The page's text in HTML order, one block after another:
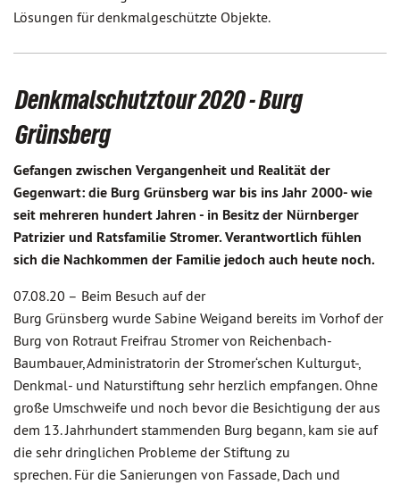
Lösungen für denkmalgeschützte Objekte.
Denkmalschutztour 2020 - Burg
Grünsberg
Gefangen zwischen Vergangenheit und Realität der
Gegenwart: die Burg Grünsberg war bis ins Jahr 2000- wie
seit mehreren hundert Jahren - in Besitz der Nürnberger
Patrizier und Ratsfamilie Stromer. Verantwortlich fühlen
sich die Nachkommen der Familie jedoch auch heute noch.
07.08.20 – Beim Besuch auf der
Burg Grünsberg wurde Sabine Weigand bereits im Vorhof der
Burg von Rotraut Freifrau Stromer von Reichenbach-
Baumbauer, Administratorin der Stromer‘schen Kulturgut-,
Denkmal- und Naturstiftung sehr herzlich empfangen. Ohne
große Umschweife und noch bevor die Besichtigung der aus
dem 13. Jahrhundert stammenden Burg begann, kam sie auf
die sehr dringlichen Probleme der Stiftung zu
sprechen. Für die Sanierungen von Fassade, Dach und